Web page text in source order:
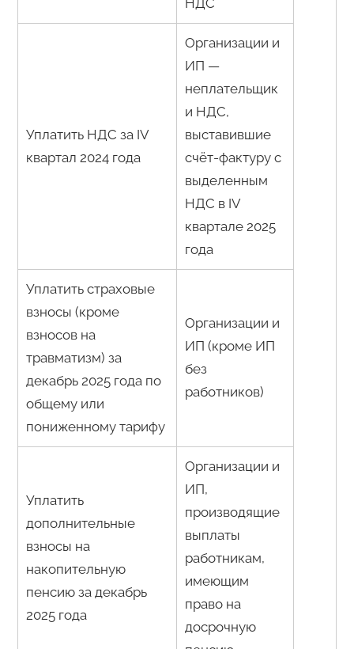
НДС
Уплатить НДС за IV
квартал 2024 года
Организации и
ИП —
неплательщик
и НДС,
выставившие
счёт-фактуру с
выделенным
НДС в IV
квартале 2025
года
Уплатить страховые
взносы (кроме
взносов на
травматизм) за
декабрь 2025 года по
общему или
пониженному тарифу
Организации и
ИП (кроме ИП
без
работников)
Уплатить
дополнительные
взносы на
накопительную
пенсию за декабрь
2025 года
Организации и
ИП,
производящие
выплаты
работникам,
имеющим
право на
досрочную